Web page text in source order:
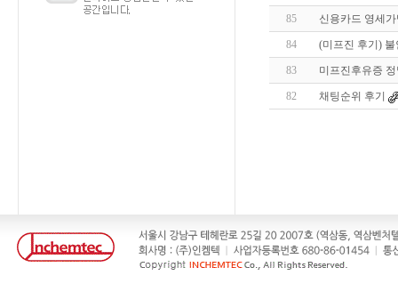
85 신용카드 영세
84 (미프진 후기) 불
83 미프진후유증
82 채팅순위 후기